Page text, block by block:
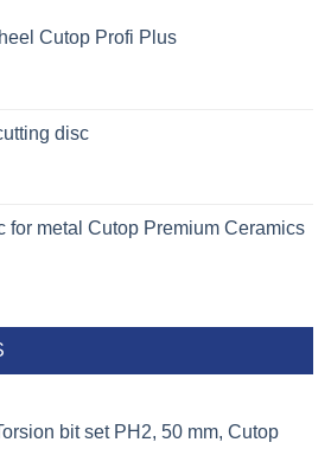
Cutop Profi Plus
disc
for metal Cutop Premium Ceramics
bit set PH2, 50 mm, Cutop